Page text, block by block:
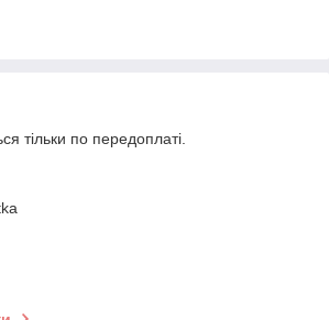
тільки по передоплаті.